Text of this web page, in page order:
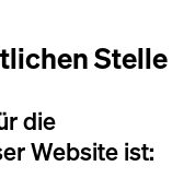
Stelle
die
Website ist: